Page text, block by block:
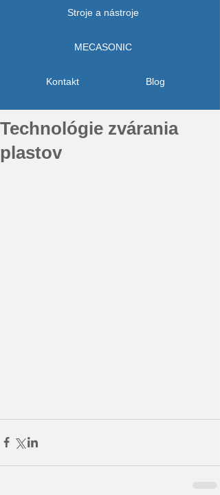
Stroje a nástroje
MECASONIC
Kontakt Blog
Technológie zvárania
plastov